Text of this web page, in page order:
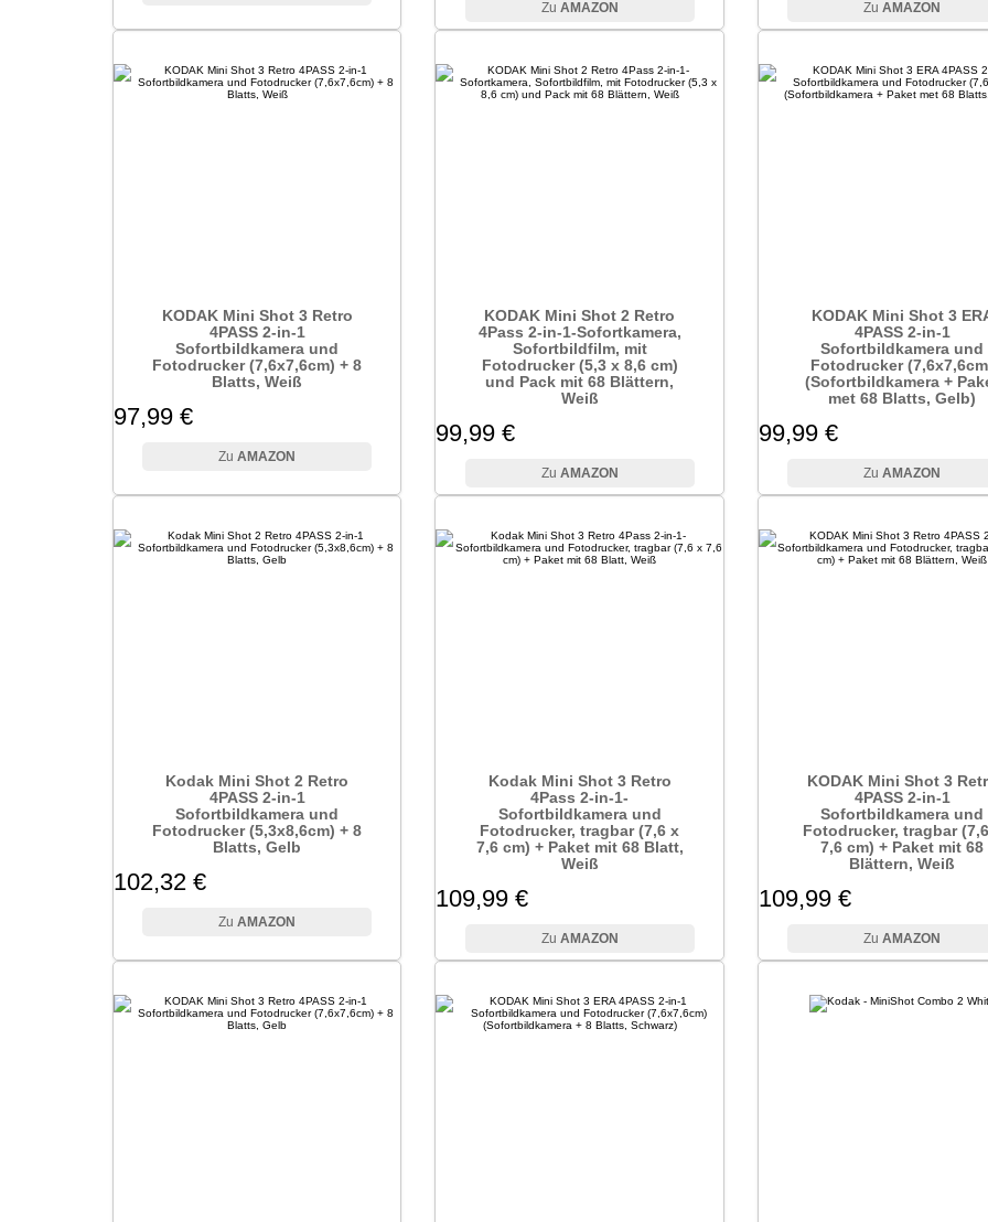
AMAZON AMAZON
KODAK Mini Shot 3 Retro
4PASS 2-in-1
Sofortbildkamera und
Fotodrucker (7,6x7,6cm) + 8
Blatts, Weiß
97,99 €
AMAZON
KODAK Mini Shot 2 Retro
4Pass 2-in-1-Sofortkamera,
Sofortbildfilm, mit
Fotodrucker (5,3 x 8,6 cm)
und Pack mit 68 Blättern,
Weiß
99,99 €
AMAZON
KODAK Mini Shot 3
4PASS 2-in-1
Sofortbildkamera und
Fotodrucker
(Sofortbildkamera +
met 68 Blatts, Gelb)
99,99 €
AMAZON
Kodak Mini Shot 2 Retro
4PASS 2-in-1
Sofortbildkamera und
Fotodrucker (5,3x8,6cm) + 8
Blatts, Gelb
102,32 €
AMAZON
Kodak Mini Shot 3 Retro
4Pass 2-in-1-
Sofortbildkamera und
Fotodrucker, tragbar (7,6 x
7,6 cm) + Paket mit 68 Blatt,
Weiß
109,99 €
AMAZON
KODAK Mini Shot 3
4PASS 2-in-1
Sofortbildkamera und
Fotodrucker, tragbar
7,6 cm) + Paket mit 68
Blättern, Weiß
109,99 €
AMAZON